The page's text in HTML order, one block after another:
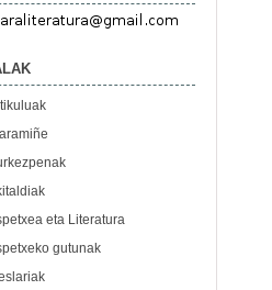
eta Literatura
gutunak